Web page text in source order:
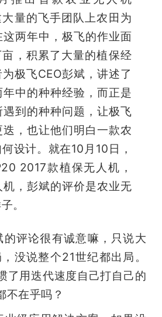
量的飞手团队上农田为
两年中，极飞的作业面
，积累了大量的植保经
极飞CEO彭斌，讲述了
中的种种经验，而正是
到的种种问题，让极飞
，也让他们明白一款农
设计。就在10月10日，
2017款植保无人机，
，彭斌的评价是农业无
。
的评论很有诚意嘛，只说大
没说整个21世纪都出局。
了用迭代速度自己打自己的
不在乎吗？